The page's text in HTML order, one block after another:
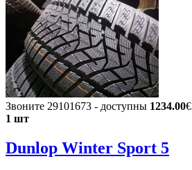
Звоните 29101673 - доступны 1234.00€
1 шт
Dunlop Winter Sport 5